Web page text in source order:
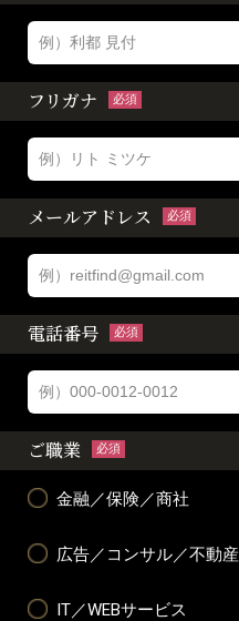
フリガナ 必須
メールアドレス 必須
電話番号 必須
ご職業 必須
金融／保険／商社
広告／コンサル／不動産
IT／WEBサービス